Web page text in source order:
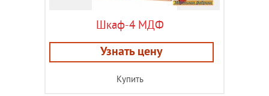
Шкаф-4 МДФ
Узнать цену
Купить